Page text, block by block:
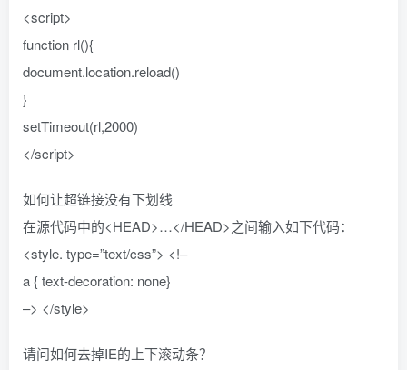
<script>
function rl(){
document.location.reload()
}
setTimeout(rl,2000)
</script>
如何让超链接没有下划线
在源代码中的<HEAD>…</HEAD>之间输入如下代码：
<style. type=”text/css”> <!–
a { text-decoration: none}
–> </style>
请问如何去掉IE的上下滚动条？